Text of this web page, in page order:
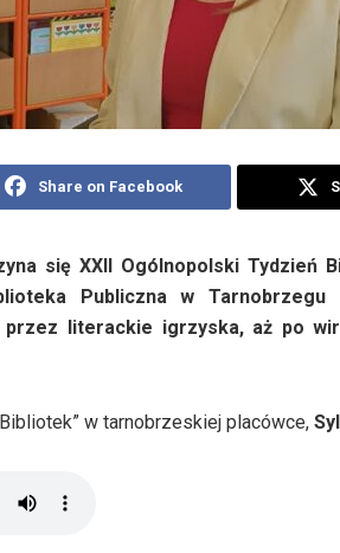
Share on Facebook
się XXII Ogólnopolski Tydzień
Publiczna w Tarnobrzegu
literackie igrzyska, aż po
w tarnobrzeskiej placówce,